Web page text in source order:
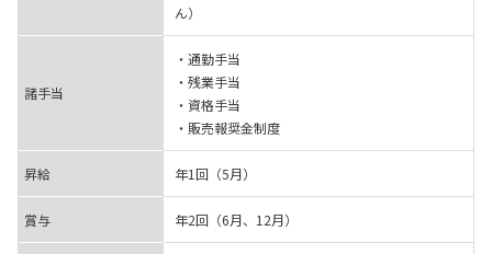
ん）
諸手当
・通勤手当
・残業手当
・資格手当
・販売報奨金制度
昇給 年1回（5月）
賞与 年2回（6月、12月）